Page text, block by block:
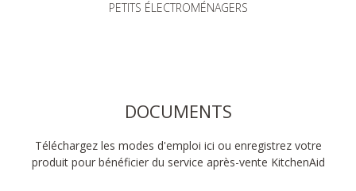
PETITS ÉLECTROMÉNAGERS
DOCUMENTS
Téléchargez les modes d'emploi ici ou enregistrez votre
produit pour bénéficier du service après-vente KitchenAid